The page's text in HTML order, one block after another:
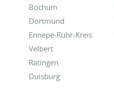
Bochum
Dortmund
Ennepe-Ruhr-Kreis
Velbert
Ratingen
Duisburg